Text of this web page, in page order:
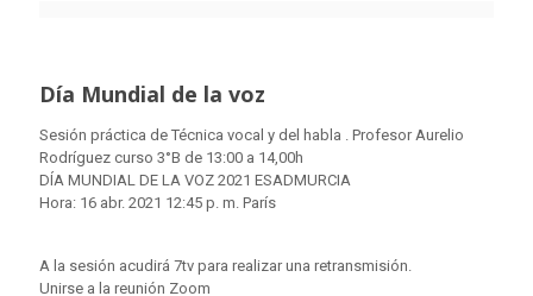
Día Mundial de la voz
Sesión práctica de Técnica vocal y del habla . Profesor Aurelio
Rodríguez curso 3°B de 13:00 a 14,00h
DÍA MUNDIAL DE LA VOZ 2021 ESADMURCIA
Hora: 16 abr. 2021 12:45 p. m. París
A la sesión acudirá 7tv para realizar una retransmisión.
Unirse a la reunión Zoom